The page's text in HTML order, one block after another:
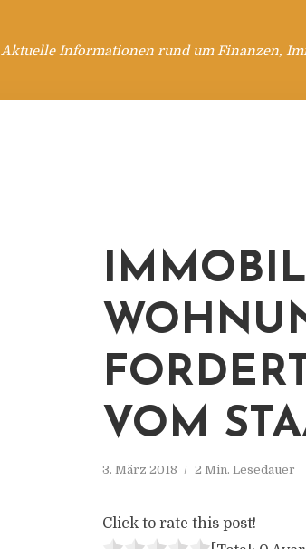
Aktuelle Informationen rund um Finanzen,
VOM
3. März 2018 2 Min. Lesedauer
Click to rate this post!